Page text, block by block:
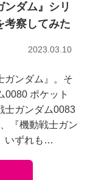
ダム』シリ
考察してみた
2023.03.10
ガンダム』。そ
0080 ポケット
士ガンダム0083
『機動戦士ガン
いずれも…